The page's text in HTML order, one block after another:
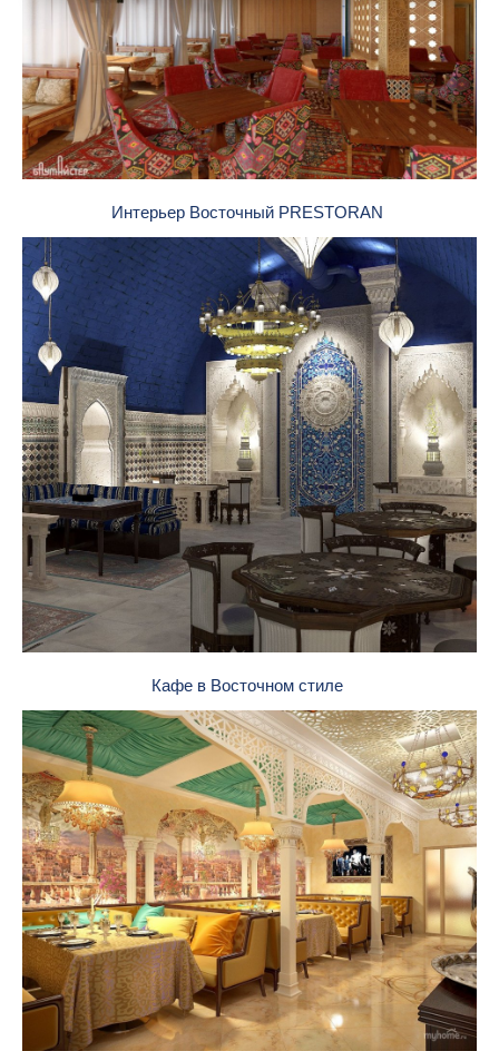
Интерьер Восточный PRESTORAN
Кафе в Восточном стиле